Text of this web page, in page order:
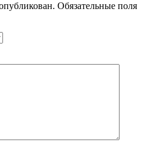
Обязательные поля